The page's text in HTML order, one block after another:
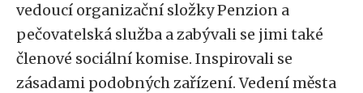
vedoucí organizační složky Penzion a
pečovatelská služba a zabývali se jimi také
členové sociální komise. Inspirovali se
zásadami podobných zařízení. Vedení města